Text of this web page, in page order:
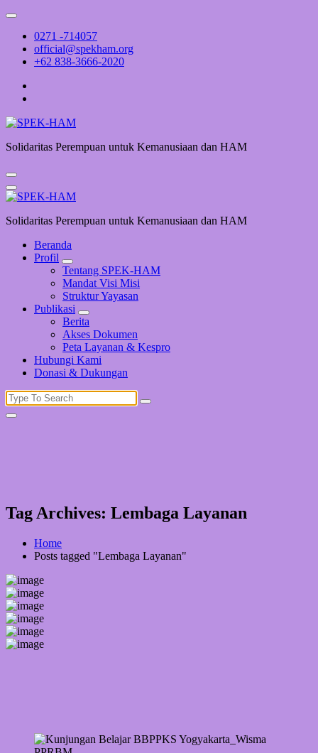
Skip
content0271 -714057
official@spekham.org
+62 838-3666-2020
Solidaritas Perempuan untuk Kemanusiaan dan HAM
Solidaritas Perempuan untuk Kemanusiaan dan HAM
Beranda
Profil
Tentang SPEK-HAM
Mandat Visi Misi
Struktur Yayasan
Publikasi
Berita
Akses Dokumen
Peta Layanan & Kespro
Hubungi Kami
Donasi & Dukungan
Search
for:
Tag Archives: Lembaga Layanan
Home
Posts tagged "Lembaga Layanan"